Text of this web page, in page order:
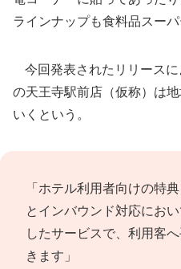
ラインナップも食料品スーパ
今回発表されたリリース
の天王寺駅前店（仮称）は
いくという。
「ホテル利用者向けの特
とインバウンド対応にお
したサービスで、利用客
きます」